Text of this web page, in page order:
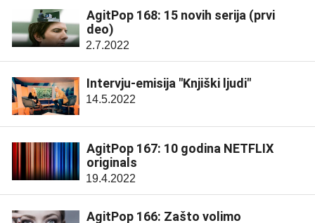
AgitPop 168: 15 novih serija (prvi
deo)
2.7.2022
Intervju-emisija "Knjiški ljudi"
14.5.2022
AgitPop 167: 10 godina NETFLIX
originals
19.4.2022
AgitPop 166: Zašto volimo